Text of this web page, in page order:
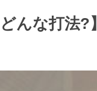
んな打法?